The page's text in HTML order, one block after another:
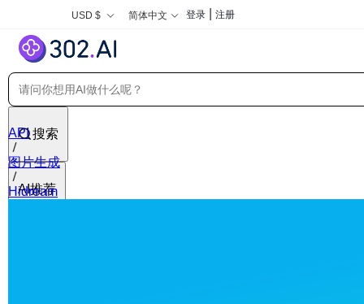
USD $ 简体中文 登录 注册
搜索
AI推荐
API
图片生成
Hidream